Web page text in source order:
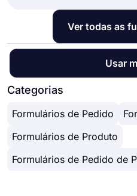
Ver todas as
Usar
Categorias
Formulários de Pedido
Formulários de Produto
Formulários de Pedido de